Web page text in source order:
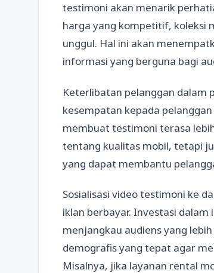
testimoni akan menarik
harga yang kompetitif, koleksi
unggul. Hal ini akan
informasi yang berguna bagi
Keterlibatan pelanggan dalam
kesempatan kepada
membuat testimoni terasa
tentang kualitas mobil, tetapi
yang dapat membantu
Sosialisasi video testimoni ke
iklan berbayar. Investasi
menjangkau audiens yang
demografis yang tepat agar
Misalnya, jika layanan rental